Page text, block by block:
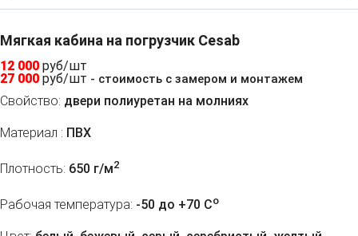
Мягкая кабина на погрузчик Cesab
12 000 руб/шт
27 000 руб/шт - стоимость с замером и монтажем
Свойство: двери полиуретан на молниях
Материал : ПВХ
Плотность: 650 г/м2
Рабочая температура: -50 до +70 Co